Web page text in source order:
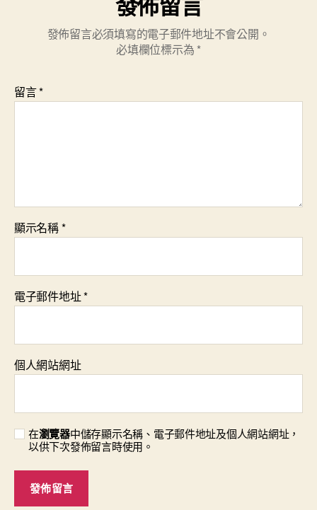
發佈留言必須填寫的電子郵件地址不會公開。
必填欄位標示為 *
留言*
顯示名稱*
電子郵件地址*
個人網站網址
在瀏覽器中儲存顯示名稱、電子郵件地址及個人網站網址，
以供下次發佈留言時使用。